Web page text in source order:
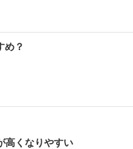
め？
高くなりやすい